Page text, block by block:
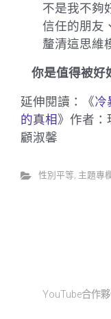
不是我不夠
信任的朋友
釐清這思維
你是值得被好
延伸閱讀：《冷
的真相 》作者：
顧淑馨
性別平等, 主題專
YouTube合作